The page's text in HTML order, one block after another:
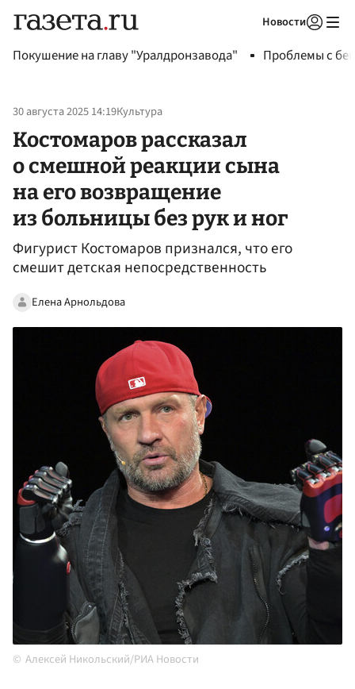
Новости
Покушение на главу "Уралдронзавода" Проблемы с
30 августа 2025 14:19Культура
Костомаров рассказал
о смешной реакции сына
на его возвращение
из больницы без рук и ног
Фигурист Костомаров признался, что его
смешит детская непосредственность
Елена Арнольдова
Алексей Никольский/РИА Новости